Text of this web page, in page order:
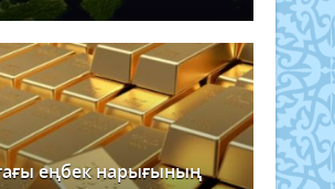
еңбек нарығының